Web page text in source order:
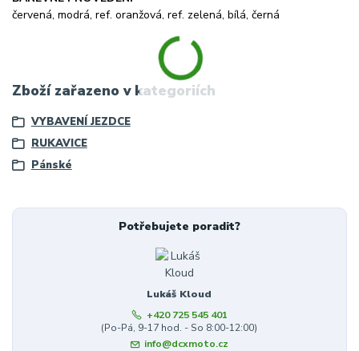
červená, modrá, ref. oranžová, ref. zelená, bílá, černá
Zboží zařazeno v kategoriích
VYBAVENÍ JEZDCE
RUKAVICE
Pánské
Potřebujete poradit?
Lukáš Kloud
+420 725 545 401
(Po-Pá, 9-17 hod. - So 8:00-12:00)
info@dcxmoto.cz